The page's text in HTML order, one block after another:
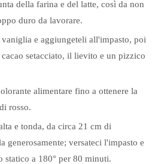
della farina e del latte, così da non
duro da lavorare.
vaniglia e aggiungeteli all'impasto, poi
setacciato, il lievito e un pizzico
alimentare fino a ottenere la
rosso.
e tonda, da circa 21 cm di
generosamente; versateci l'impasto e
statico a 180° per 80 minuti.